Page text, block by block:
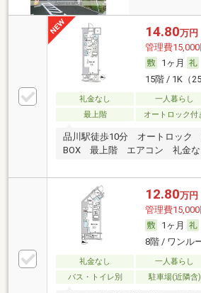
14.80万円
管理費15,000
1ヶ月
15階 / 1K（
礼金なし 一人暮らし
最上階
オートロック付
品川駅徒歩10分 オートロッ
BOX 最上階 エアコン 礼金な
12.80万円
管理費15,000
1ヶ月
8階 / ワンル
礼金なし 一人暮らし
バス・トイレ別
駐車場(近隣含)